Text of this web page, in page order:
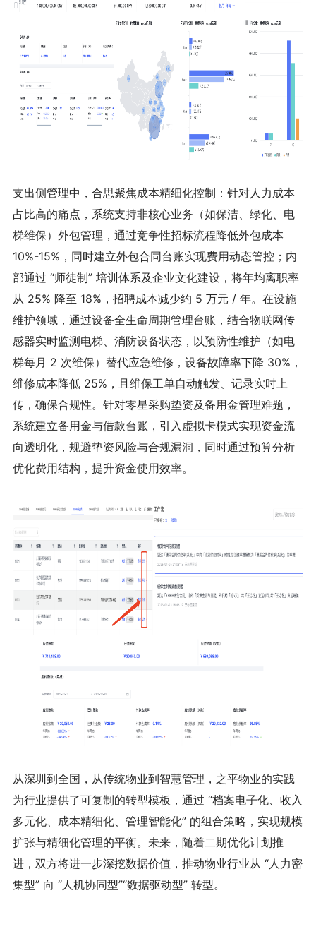
支出侧管理中，合思聚焦成本精细化控制：针对人力成本
占比高的痛点，系统支持非核心业务（如保洁、绿化、电
梯维保）外包管理，通过竞争性招标流程降低外包成本
10%-15%，同时建立外包合同台账实现费用动态管控；内
部通过 “师徒制” 培训体系及企业文化建设，将年均离职率
从 25% 降至 18%，招聘成本减少约 5 万元 / 年。在设施
维护领域，通过设备全生命周期管理台账，结合物联网传
感器实时监测电梯、消防设备状态，以预防性维护（如电
梯每月 2 次维保）替代应急维修，设备故障率下降 30%，
维修成本降低 25%，且维保工单自动触发、记录实时上
传，确保合规性。针对零星采购垫资及备用金管理难题，
系统建立备用金与借款台账，引入虚拟卡模式实现资金流
向透明化，规避垫资风险与合规漏洞，同时通过预算分析
优化费用结构，提升资金使用效率。
从深圳到全国，从传统物业到智慧管理，之平物业的实践
为行业提供了可复制的转型模板，通过 “档案电子化、收入
多元化、成本精细化、管理智能化” 的组合策略，实现规模
扩张与精细化管理的平衡。未来，随着二期优化计划推
进，双方将进一步深挖数据价值，推动物业行业从 “人力密
集型” 向 “人机协同型”“数据驱动型” 转型。